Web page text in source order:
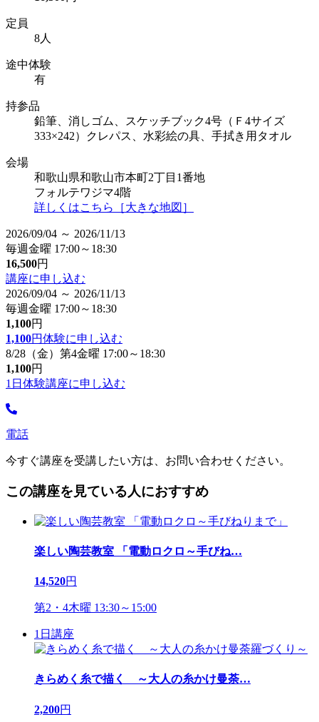
定員
8人
途中体験
有
持参品
鉛筆、消しゴム、スケッチブック4号（Ｆ4サイズ
333×242）クレパス、水彩絵の具、手拭き用タオル
会場
和歌山県和歌山市本町2丁目1番地
フォルテワジマ4階
詳しくはこちら［大きな地図］
2026/09/04 ～ 2026/11/13
毎週金曜 17:00～18:30
16,500円
講座に申し込む
2026/09/04 ～ 2026/11/13
毎週金曜 17:00～18:30
1,100円
1,100円体験に申し込む
8/28（金）第4金曜 17:00～18:30
1,100円
1日体験講座に申し込む
電話
今すぐ講座を受講したい方は、お問い合わせください。
この講座を見ている人におすすめ
楽しい陶芸教室 「電動ロクロ～手びね…
14,520円
第2・4木曜 13:30～15:00
1日講座
きらめく糸で描く ～大人の糸かけ曼荼…
2,200円